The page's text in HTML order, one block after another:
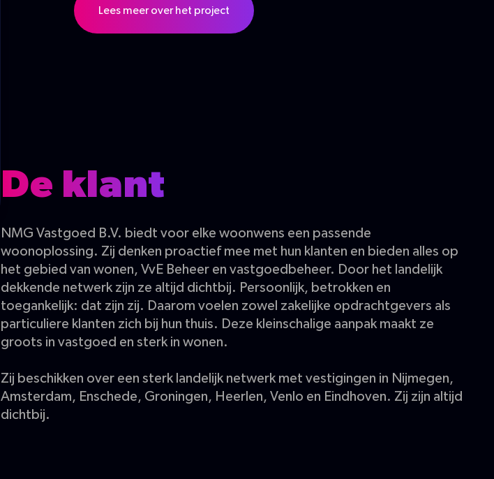
Lees meer over het project
De klant
NMG Vastgoed B.V. biedt voor elke woonwens een passende
woonoplossing. Zij denken proactief mee met hun klanten en bieden alles op
het gebied van wonen, VvE Beheer en vastgoedbeheer. Door het landelijk
dekkende netwerk zijn ze altijd dichtbij. Persoonlijk, betrokken en
toegankelijk: dat zijn zij. Daarom voelen zowel zakelijke opdrachtgevers als
particuliere klanten zich bij hun thuis. Deze kleinschalige aanpak maakt ze
groots in vastgoed en sterk in wonen.
Zij beschikken over een sterk landelijk netwerk met vestigingen in Nijmegen,
Amsterdam, Enschede, Groningen, Heerlen, Venlo en Eindhoven. Zij zijn altijd
dichtbij.